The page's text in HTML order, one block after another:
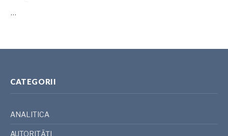
…
CATEGORII
ANALITICA
AUTORITĂȚI